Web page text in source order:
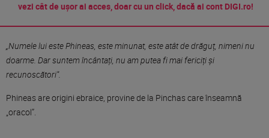
vezi cât de ușor ai acces, doar cu un click, dacă ai cont DIGI.ro!
„Numele lui este Phineas, este minunat, este atât de drăguț, nimeni nu
doarme. Dar suntem încântați, nu am putea fi mai fericiți și
recunoscători”.
Phineas are origini ebraice, provine de la Pinchas care înseamnă
„oracol”.